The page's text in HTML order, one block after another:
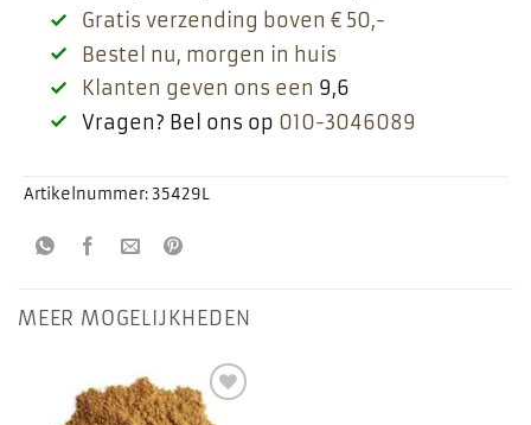
Gratis verzending boven € 50,-
Bestel nu, morgen in huis
Klanten geven ons een 9,6
Vragen? Bel ons op 010-3046089
Artikelnummer:35429L
MEER MOGELIJKHEDEN
Toevoegen